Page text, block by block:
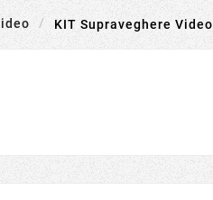
KIT Supraveghere Video